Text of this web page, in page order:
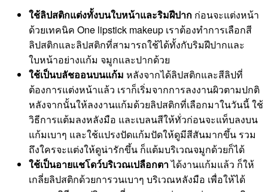
ใช้ลิปสติกแต่งทั้งบนใบหน้าและริมฝีปาก ก่อนจะแต่งหน้า
ด้วยเทคนิค One lipstick makeup เราต้องทำการเลือกสี
ลิปสติกและลิปสติกที่สามารถใช้ได้ทั้งกับริมฝีปากและ
ใบหน้าอย่างแก้ม จมูกและปากด้วย
ใช้เป็นบลัชออนบนแก้ม หลังจากได้ลิปสติกและสีลิปที่
ต้องการแต่งหน้าแล้ว เราก็เริ่มจากการลงงานผิวตามปกติ
หลังจากนั้นให้ลงงานแก้มด้วยลิปสติกที่เลือกมาในวันนี้ ใช้
วิธีการแต้มลงหลังมือ และเบลนสีให้ทั่วก่อนจะแท็บลงบน
แก้มเบาๆ และใช้แปรงปัดแก้มปัดให้ดูมีสีสันมากขึ้น รวม
ถึงใครจะแต่งให้ดูน่ารักขึ้น ก็แต้มบริเวณจมูกด้วยก็ได้
ใช้เป็นอายแชโดว์บริเวณเปลือกตาได้งานแก้มแล้ว ก็ให้
เกลี่ยลิปสติกด้วยการวนเบาๆ บริเวณหลังมือ เพื่อให้ได้